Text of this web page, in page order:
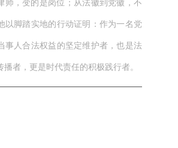
师，变的是岗位；从法徽到党徽，不
以脚踏实地的行动证明：作为一名党
事人合法权益的坚定维护者，也是法
者，更是时代责任的积极践行者。